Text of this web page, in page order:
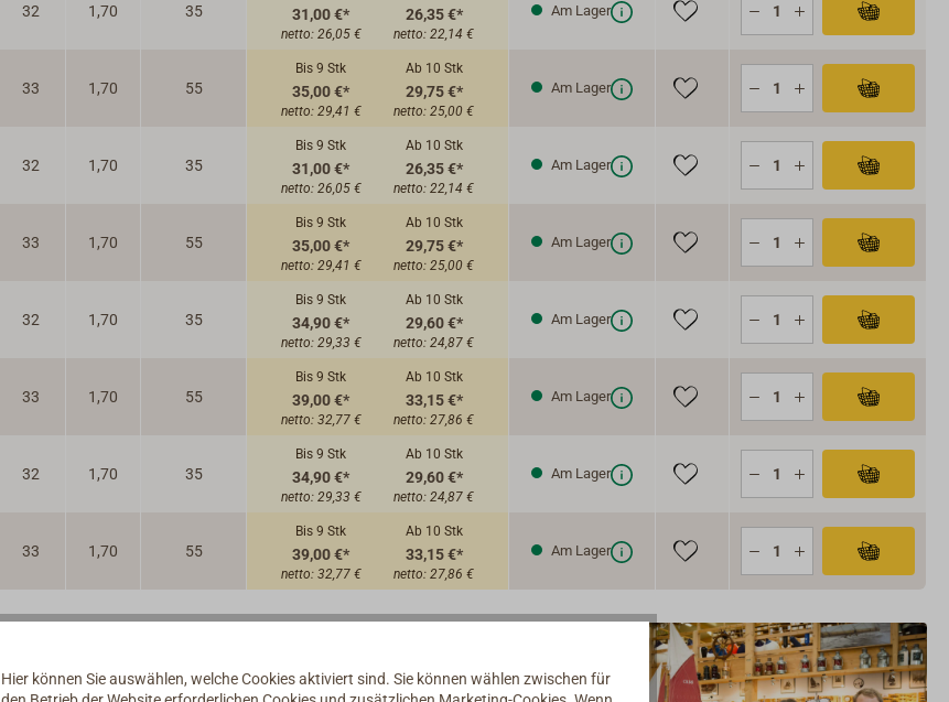
32 1,70 35 31,00 €*
netto: 26,05 €
26,35 €*
netto:22,14 €
Am Lager
33 1,70 55
Bis 9Stk
35,00 €*
netto: 29,41 €
Ab 10 Stk
29,75 €*
netto:25,00 €
Am Lager
32 1,70 35
Bis 9Stk
31,00 €*
netto: 26,05 €
Ab 10 Stk
26,35 €*
netto:22,14 €
Am Lager
33 1,70 55
Bis 9Stk
35,00 €*
netto: 29,41 €
Ab 10 Stk
29,75 €*
netto:25,00 €
Am Lager
32 1,70 35
Bis 9Stk
34,90 €*
netto: 29,33 €
Ab 10 Stk
29,60 €*
netto:24,87 €
Am Lager
33 1,70 55
Bis 9Stk
39,00 €*
netto: 32,77 €
Ab 10 Stk
33,15 €*
netto:27,86 €
Am Lager
32 1,70 35
Bis 9Stk
34,90 €*
netto: 29,33 €
Ab 10 Stk
29,60 €*
netto:24,87 €
Am Lager
33 1,70 55
Bis 9Stk
39,00 €*
netto: 32,77 €
Ab 10 Stk
33,15 €*
netto:27,86 €
Am Lager
Hier können Sie auswählen, welche Cookies aktiviert sind. Sie können wählen zwischen für